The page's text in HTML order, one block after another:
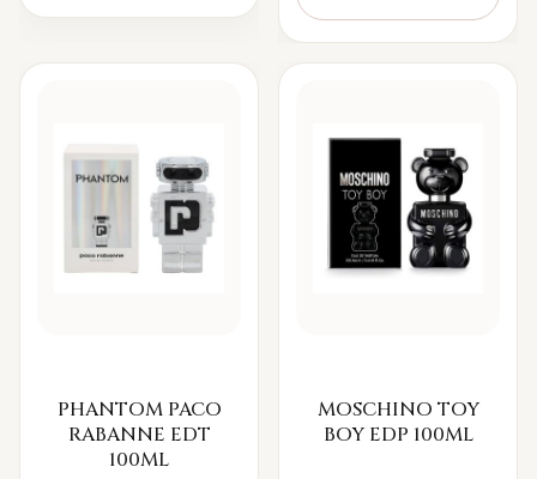
PHANTOM PACO
RABANNE EDT
100ML
MOSCHINO TOY
BOY EDP 100ML